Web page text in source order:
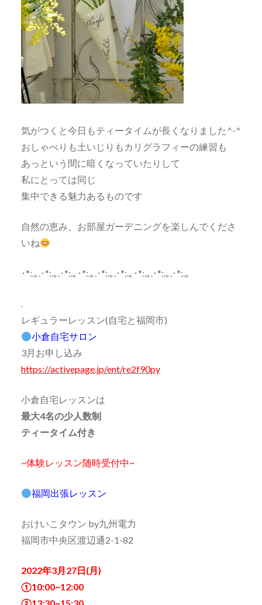
気がつくと今日もティータイムが長くなりました^-^
おしゃべりも土いじりもカリグラフィーの練習も
あっという間に暗くなっていたりして
私にとっては同じ
集中できる魅力あるものです
自然の恵み、お部屋ガーデニングを楽しんでくださ
いね
･*:.｡.･*:.｡.･*:.｡･*:.｡.･*:.｡.･*:.｡･*:.｡.･*:.｡.･*:.｡
.
レギュラーレッスン(自宅と福岡市)
小倉自宅サロン
3月お申し込み
https://activepage.jp/ent/re2f90py
小倉自宅レッスンは
最大4名の少人数制
ティータイム付き
~体験レッスン随時受付中~
福岡出張レッスン
おけいこタウン by九州電力
福岡市中央区渡辺通2-1-82
2022年3月27日(月)
①10:00~12:00